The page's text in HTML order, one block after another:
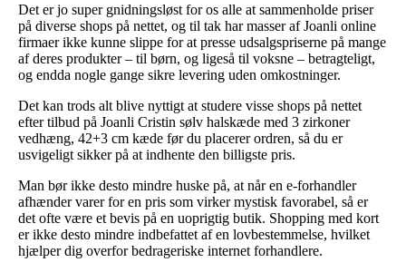
Det er jo super gnidningsløst for os alle at sammenholde priser
på diverse shops på nettet, og til tak har masser af Joanli online
firmaer ikke kunne slippe for at presse udsalgspriserne på mange
af deres produkter – til børn, og ligeså til voksne – betragteligt,
og endda nogle gange sikre levering uden omkostninger.
Det kan trods alt blive nyttigt at studere visse shops på nettet
efter tilbud på Joanli Cristin sølv halskæde med 3 zirkoner
vedhæng, 42+3 cm kæde før du placerer ordren, så du er
usvigeligt sikker på at indhente den billigste pris.
Man bør ikke desto mindre huske på, at når en e-forhandler
afhænder varer for en pris som virker mystisk favorabel, så er
det ofte være et bevis på en uoprigtig butik. Shopping med kort
er ikke desto mindre indbefattet af en lovbestemmelse, hvilket
hjælper dig overfor bedrageriske internet forhandlere.